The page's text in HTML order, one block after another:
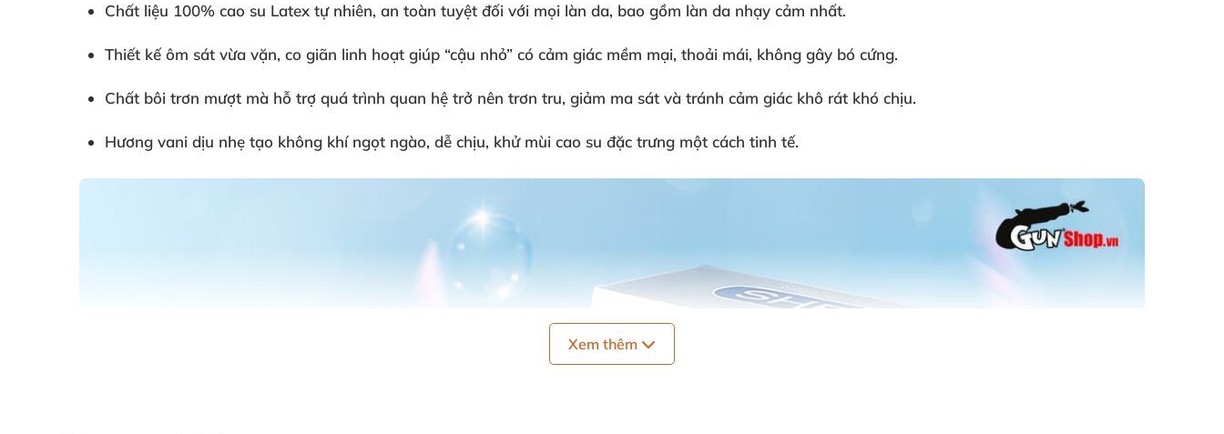
Chất liệu 100% cao su Latex tự nhiên, an toàn tuyệt đối với mọi làn da, bao gồm làn da nhạy cảm nhất.
Thiết kế ôm sát vừa vặn, co giãn linh hoạt giúp “cậu nhỏ” có cảm giác mềm mại, thoải mái, không gây bó cứng.
Chất bôi trơn mượt mà hỗ trợ quá trình quan hệ trở nên trơn tru, giảm ma sát và tránh cảm giác khô rát khó chịu.
Hương vani dịu nhẹ tạo không khí ngọt ngào, dễ chịu, khử mùi cao su đặc trưng một cách tinh tế.
Xem thêm